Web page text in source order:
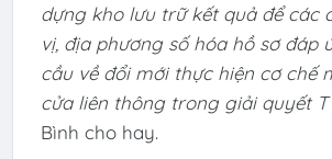
dựng kho lưu trữ kết quả để các
vị, địa phương số hóa hồ sơ đáp
cầu về đổi mới thực hiện cơ chế
cửa liên thông trong giải quyết
Bình cho hay.